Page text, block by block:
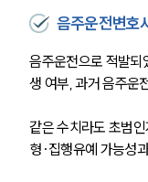
음주운전변호
음주운전으로 적발되
생 여부, 과거 음주운
같은 수치라도 초범
형·집행유예 가능성